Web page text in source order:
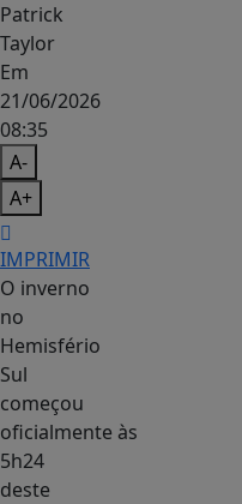
Patrick
Taylor
Em
21/06/2026
08:35
A-
A+
IMPRIMIR
O inverno
no
Hemisfério
Sul
começou
oficialmente às
5h24
deste